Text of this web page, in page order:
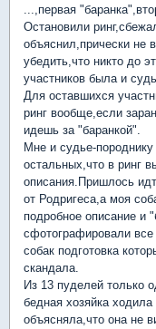
...,первая
Остановили
объяснил,прически не
убедить,что никто до
участников была и
Для оставшихся
ринг вообще,если
идешь за "баранкой".
Мне и судье-
остальных,что в ринг
описания.Пришлось
от Родригеса,а моя
подробное описание
сфотографировали
собак подготовка
скандала.
Из 13 пуделей только
бедная хозяйка
объясняла,что она не